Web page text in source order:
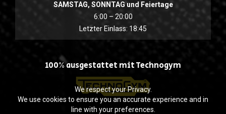
SAMSTAG, SONNTAG und Feiertage
6:00 – 20:00
Letzter Einlass: 18:45
100% ausgestattet mit Technogym
We respect your Privacy.
We use cookies to ensure you an accurate experience and in
line with your preferences.